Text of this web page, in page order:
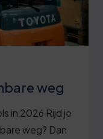
weg
in 2026 Rijd je
weg? Dan